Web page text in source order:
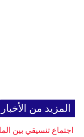
المزيد من الأخبار
اجتماع تنسيقي بين